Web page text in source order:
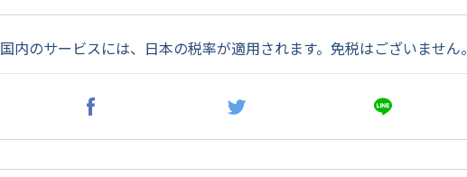
国内のサービスには、日本の税率が適用されます。免税はございません。